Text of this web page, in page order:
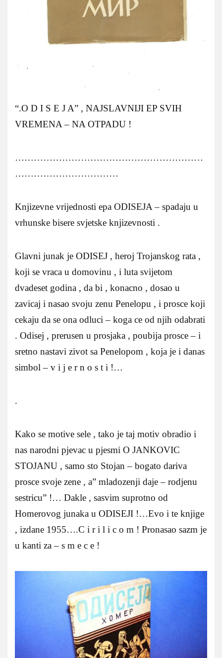
“.O D I S E J A” , NAJSLAVNIJI EP SVIH
VREMENA – NA OTPADU !
……………………………………………………
……………………………
Knjizevne vrijednosti epa ODISEJA – spadaju u
vrhunske bisere svjetske knjizevnosti .
Glavni junak je ODISEJ , heroj Trojanskog rata ,
koji se vraca u domovinu , i luta svijetom
dvadeset godina , da bi , konacno , dosao u
zavicaj i nasao svoju zenu Penelopu , i prosce koji
cekaju da se ona odluci – koga ce od njih odabrati
. Odisej , prerusen u prosjaka , poubija prosce – i
sretno nastavi zivot sa Penelopom , koja je i danas
simbol – v i j e r n o s t i !…
.
Kako se motive sele , tako je taj motiv obradio i
nas narodni pjevac u pjesmi O JANKOVIC
STOJANU , samo sto Stojan – bogato dariva
prosce svoje zene , a” mladozenji daje – rodjenu
sestricu” !… Dakle , sasvim suprotno od
Homerovog junaka u ODISEJI !…Evo i te knjige
, izdane 1955….C i r i l i c o m ! Pronasao sazm je
u kanti za – s m e c e !